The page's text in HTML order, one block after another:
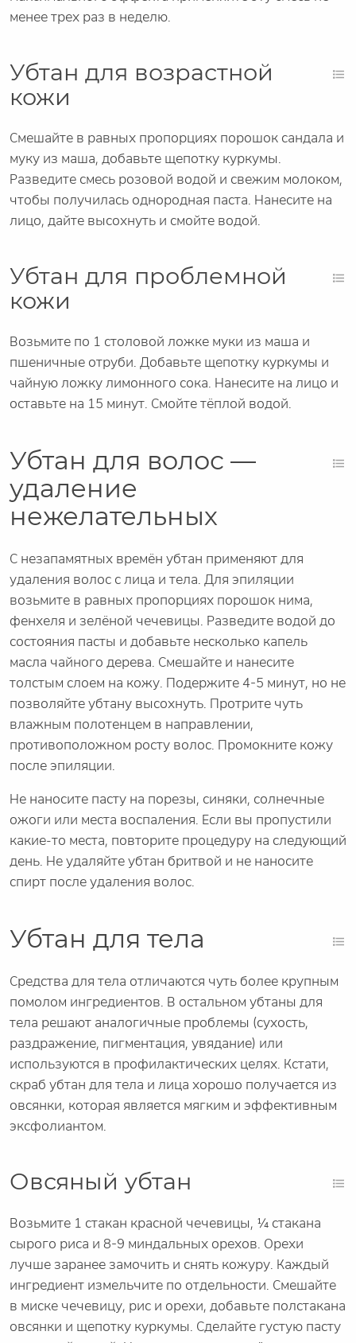
менее трех раз в неделю.
Убтан для возрастной
кожи
Смешайте в равных пропорциях порошок сандала и
муку из маша, добавьте щепотку куркумы.
Разведите смесь розовой водой и свежим молоком,
чтобы получилась однородная паста. Нанесите на
лицо, дайте высохнуть и смойте водой.
Убтан для проблемной
кожи
Возьмите по 1 столовой ложке муки из маша и
пшеничные отруби. Добавьте щепотку куркумы и
чайную ложку лимонного сока. Нанесите на лицо и
оставьте на 15 минут. Смойте тёплой водой.
Убтан для волос —
удаление
нежелательных
С незапамятных времён убтан применяют для
удаления волос с лица и тела. Для эпиляции
возьмите в равных пропорциях порошок нима,
фенхеля и зелёной чечевицы. Разведите водой до
состояния пасты и добавьте несколько капель
масла чайного дерева. Смешайте и нанесите
толстым слоем на кожу. Подержите 4-5 минут, но не
позволяйте убтану высохнуть. Протрите чуть
влажным полотенцем в направлении,
противоположном росту волос. Промокните кожу
после эпиляции.
Не наносите пасту на порезы, синяки, солнечные
ожоги или места воспаления. Если вы пропустили
какие-то места, повторите процедуру на следующий
день. Не удаляйте убтан бритвой и не наносите
спирт после удаления волос.
Убтан для тела
Средства для тела отличаются чуть более крупным
помолом ингредиентов. В остальном убтаны для
тела решают аналогичные проблемы (сухость,
раздражение, пигментация, увядание) или
используются в профилактических целях. Кстати,
скраб убтан для тела и лица хорошо получается из
овсянки, которая является мягким и эффективным
эксфолиантом.
Овсяный убтан
Возьмите 1 стакан красной чечевицы, ¼ стакана
сырого риса и 8-9 миндальных орехов. Орехи
лучше заранее замочить и снять кожуру. Каждый
ингредиент измельчите по отдельности. Смешайте
в миске чечевицу, рис и орехи, добавьте полстакана
овсянки и щепотку куркумы. Сделайте густую пасту